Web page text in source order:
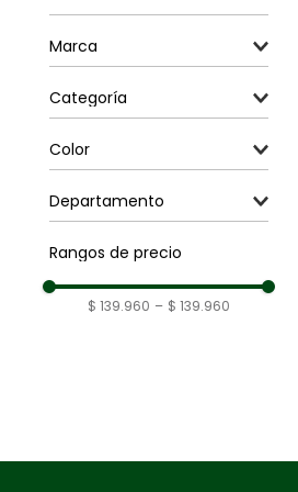
Unica
Marca
Categoría
Color
Departamento
Rangos de precio
$ 139.960 – $ 139.960